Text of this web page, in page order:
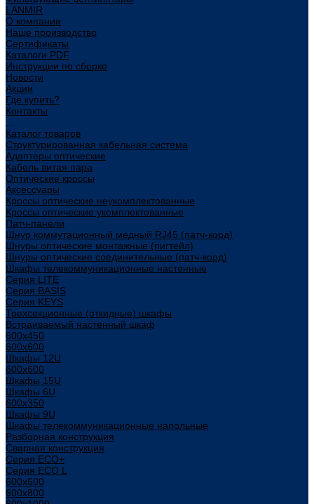
LANMIR
О компании
Наше производство
Сертификаты
Каталоги PDF
Инструкции по сборке
Новости
Акции
Где купить?
Контакты
Каталог товаров
Структурированная кабельная система
Адаптеры оптические
Кабель витая пара
Оптические кроссы
Аксессуары
Кроссы оптические неукомплектованные
Кроссы оптические укомплектованные
Патч-панели
Шнур коммутационный медный RJ45 (патч-корд)
Шнуры оптические монтажные (пигтейл)
Шнуры оптические соединительные (патч-корд)
Шкафы телекоммуникационные настенные
Cерия LITE
Cерия BASIS
Cерия KEYS
Трехсекционные (откидные) шкафы
Встраиваемый настенный шкаф
600x450
600x600
Шкафы 12U
600x600
Шкафы 15U
Шкафы 6U
600x350
Шкафы 9U
Шкафы телекоммуникационные напольные
Разборная конструкция
Сварная конструкция
Серия ECO+
Серия ECO L
600x600
600x800